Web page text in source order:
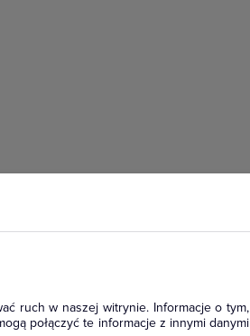
ruch w naszej witrynie. Informacje o tym,
połączyć te informacje z innymi danymi